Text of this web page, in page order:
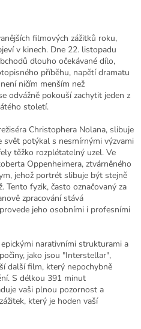
filmových zážitků roku,
v kinech. Dne 22. listopadu
dlouho očekávané dílo,
příběhu, napětí dramatu
ničím menším než
odvážně pokouší zachytit jeden z
století.
Christophera Nolana, slibuje
svět potýkal s nesmírnými výzvami
těžko rozplétatelný uzel. Ve
Oppenheimera, ztvárněného
jehož portrét slibuje být stejně
Tento fyzik, často označovaný za
zpracování stává
jeho osobními i profesními
narativními strukturami a
jako jsou "Interstellar",
další film, který nepochybně
S délkou 391 minut
vaši plnou pozornost a
který je hoden vaší